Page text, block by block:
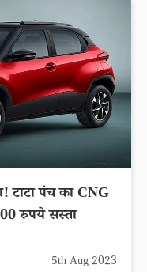
टाटा पंच का CNG
रुपये सस्ता
5th Aug 2023